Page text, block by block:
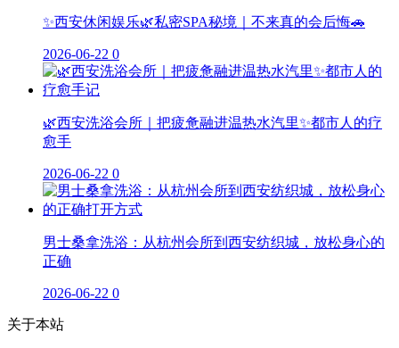
✨西安休闲娱乐🌿私密SPA秘境｜不来真的会后悔🚗
2026-06-22 0
🌿西安洗浴会所｜把疲惫融进温热水汽里✨都市人的疗
愈手
2026-06-22 0
男士桑拿洗浴：从杭州会所到西安纺织城，放松身心的
正确
2026-06-22 0
关于本站